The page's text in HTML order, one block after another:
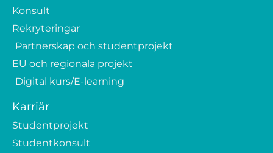
Konsult
Rekryteringar
Partnerskap och studentprojekt
EU och regionala projekt
Digital kurs/E-learning
Karriär
Studentprojekt
Studentkonsult